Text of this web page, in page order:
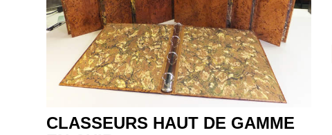
CLASSEURS HAUT DE GAMME